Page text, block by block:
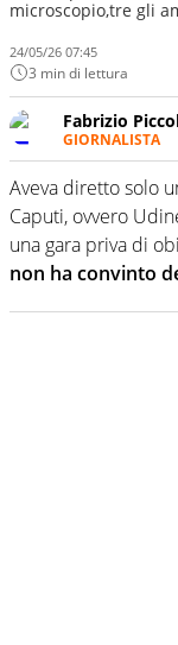
microscopio,tre gli
24/05/26 07:45
3 min di lettura
Fabrizio
GIORNALISTA
Nella sua
sportive e
competenza,
Aveva diretto solo
Caputi, ovvero
una gara priva di
non ha convinto